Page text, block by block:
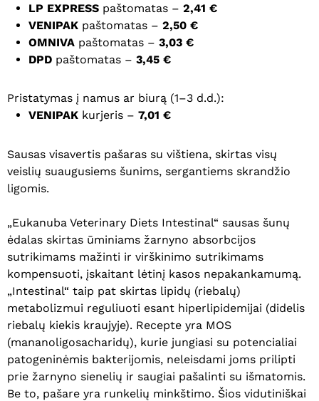
LP EXPRESS paštomatas – 2,41 €
VENIPAK paštomatas – 2,50 €
OMNIVA paštomatas – 3,03 €
DPD paštomatas – 3,45 €
Pristatymas į namus ar biurą (1–3 d.d.):
VENIPAK kurjeris – 7,01 €
Sausas visavertis pašaras su vištiena, skirtas visų
veislių suaugusiems šunims, sergantiems skrandžio
ligomis.
„Eukanuba Veterinary Diets Intestinal“ sausas šunų
ėdalas skirtas ūminiams žarnyno absorbcijos
sutrikimams mažinti ir virškinimo sutrikimams
kompensuoti, įskaitant lėtinį kasos nepakankamumą.
„Intestinal“ taip pat skirtas lipidų (riebalų)
metabolizmui reguliuoti esant hiperlipidemijai (didelis
riebalų kiekis kraujyje). Recepte yra MOS
(mananoligosacharidų), kurie jungiasi su potencialiai
patogeninėmis bakterijomis, neleisdami joms prilipti
prie žarnyno sienelių ir saugiai pašalinti su išmatomis.
Be to, pašare yra runkelių minkštimo. Šios vidutiniškai